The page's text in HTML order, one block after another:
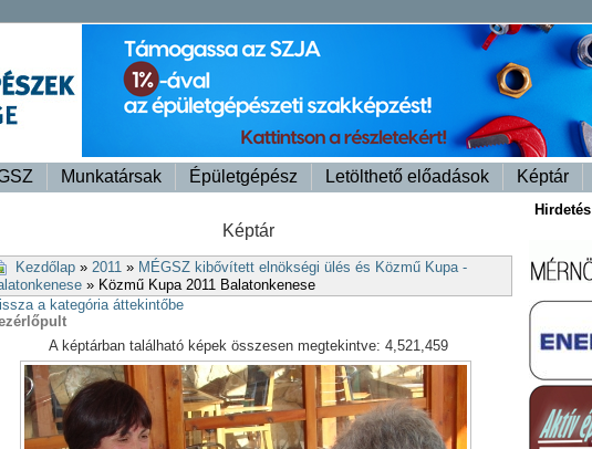
Munkatársak Épületgépész Letölthető előadások Képtár
Hirdetés
Képtár
Kezdőlap » 2011 » MÉGSZ kibővített elnökségi ülés és Közmű Kupa -
» Közmű Kupa 2011 Balatonkenese
a kategória áttekintőbe
A képtárban található képek összesen megtekintve: 4,521,459